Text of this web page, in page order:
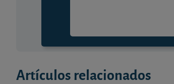
Artículos relacionados